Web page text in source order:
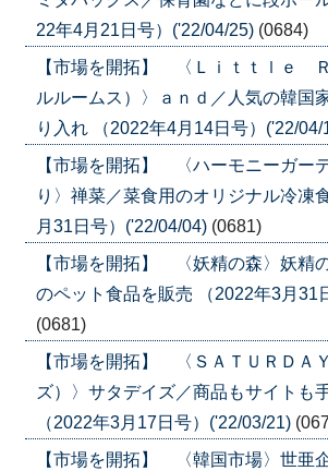
22年4月21日号）('22/04/25) (0684)
【市場を開拓】 〈Ｌｉｔｔｌｅ
ルルームス）〉ａｎｄ／人気の韓国
り入れ （2022年4月14日号）('22/04/
【市場を開拓】 〈ハーモニーガー
り〉禅菜／菜食用のオリジナル冷凍
月31日号）('22/04/04) (0681)
【市場を開拓】 〈妖精の森〉妖精
のペット食品を販売 （2022年3月31
(0681)
【市場を開拓】 〈ＳＡＴＵＲＤＡ
ズ）〉サタデイズ／商品もサイトも
（2022年3月17日号）('22/03/21)
【市場を開拓】 〈韓国市場〉世亜